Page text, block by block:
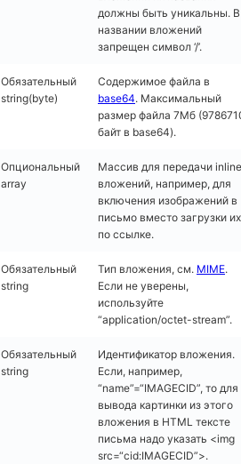
должны быть уникальны. В
названии вложений
запрещен символ ‘/’.
Обязательный
string(byte)
Содержимое файла в
base64. Максимальный
размер файла 7Mб
байт в base64).
Опциональный
array
Массив для передачи
вложений, например, для
включения изображений в
письмо вместо загрузки их
по ссылке.
Обязательный
string
Тип вложения, см. MIME.
Если не уверены,
используйте
“application/octet-stream”.
Обязательный
string
Идентификатор вложения.
Если, например,
“name”=“IMAGECID”, то для
вывода картинки из этого
вложения в HTML тексте
письма надо указать <img
src=“cid:IMAGECID”>.